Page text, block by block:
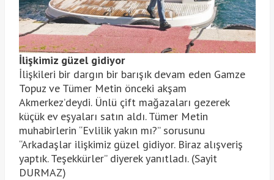
İlişkimiz güzel gidiyor
İlişkileri bir dargın bir barışık devam eden Gamze
Topuz ve Tümer Metin önceki akşam
Akmerkez’deydi. Ünlü çift mağazaları gezerek
küçük ev eşyaları satın aldı. Tümer Metin
muhabirlerin “Evlilik yakın mı?” sorusunu
“Arkadaşlar ilişkimiz güzel gidiyor. Biraz alışveriş
yaptık. Teşekkürler” diyerek yanıtladı. (Sayit
DURMAZ)